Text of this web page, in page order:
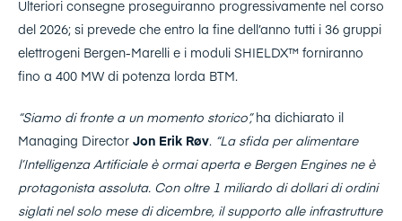
Ulteriori consegne proseguiranno progressivamente nel corso
del 2026; si prevede che entro la fine dell’anno tutti i 36 gruppi
elettrogeni Bergen-Marelli e i moduli SHIELDX™ forniranno
fino a 400 MW di potenza lorda BTM.
“Siamo di fronte a un momento storico”,ha dichiarato il
Managing Director Jon Erik Røv. “La sfida per alimentare
l’Intelligenza Artificiale è ormai aperta e Bergen Engines ne è
protagonista assoluta. Con oltre 1 miliardo di dollari di ordini
siglati nel solo mese di dicembre, il supporto alle infrastrutture